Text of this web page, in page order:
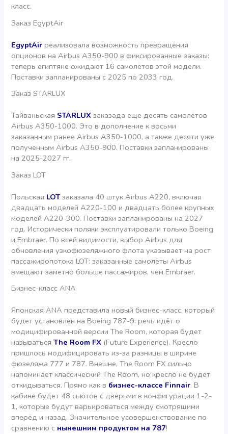
класс.
Заказ EgyptAir
EgyptAirреализовала возможность превращения
опционов на Airbus A350-900 в фиксированные заказы:
теперь египтяне ожидают 16 самолётов этой модели.
Поставки запланированы с 2025 по 2033 год.
Заказ STARLUX
Тайваньская STARLUXзаказада еще десять самолётов
Airbus A350-1000. Это в дополнение к восьми
заказанным ранее Airbus A350-1000, а также десяти уже
полученным Airbus A350-900. Поставки запланированы
на 2025-2027 гг.
Заказ LOT
Польская LOTзаказала 40 штук Airbus A220, включая
двадцать моделей A220-100 и двадцать более крупных
моделей A220-300. Поставки запланированы на 2027
год. Исторически поляки эксплуатировали только Boeing
и Embraer. По всей видимости, выбор Airbus для
обновления узкофюзеляжного флота указывает на рост
пассажиропотока LOT: заказанные самолёты Airbus
вмещают заметно больше пассажиров, чем Embraer.
Бизнес-класс ANA
Японская ANA представила новый бизнес-класс, который
будет установлен на Boeing 787-9: речь идёт о
модицифированной версии The Room, которая будет
называтьсяThe Room FX (Future Experience). Кресло
пришлось модифицировать из-за разницы в ширине
фюзеляжа 777 и 787. Внешне, The Room FX сильно
напоминает классический The Room, но кресло не будет
откидываться. Прямо как в бизнес-классе Finnair. В
кабине будет 48 сьютов с дверьми в конфигурации 1-2-
1, которые будут варьироваться между смотрящими
вперёд и назад. Значительное усовершенствование по
сравнению с нынешним продуктом на 787!